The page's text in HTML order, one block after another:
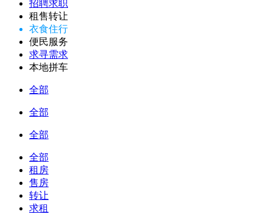
招聘求职
租售转让
衣食住行
便民服务
求寻需求
本地拼车
全部
全部
全部
全部
租房
售房
转让
求租